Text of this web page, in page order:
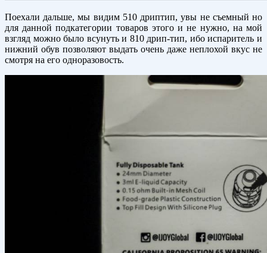
Поехали дальше, мы видим 510 дриптип, увы не съемный но
для данной подкатегории товаров этого и не нужно, на мой
взгляд можно было всунуть и 810 дрип-тип, ибо испаритель и
нижний обув позволяют выдать очень даже неплохой вкус не
смотря на его одноразовость.